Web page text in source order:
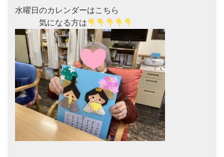
水曜日のカレンダーはこちら
気になる方は